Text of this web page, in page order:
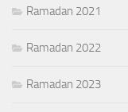
Ramadan 2021
Ramadan 2022
Ramadan 2023